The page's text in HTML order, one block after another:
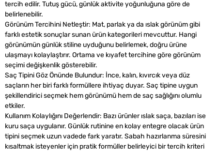
tercih edilir. Tutuş gücü, günlük aktivite yoğunluğuna göre de
belirlenebilir.
Görünüm Tercihini Netleştir: Mat, parlak ya da ıslak görünüm gibi
farklı estetik sonuçlar sunan ürün kategorileri mevcuttur. Hangi
görünümün günlük stiline uyduğunu belirlemek, doğru ürüne
ulaşmayı kolaylaştırır. Ortama ve kıyafet tercihine göre görünüm
seçimi değişkenlik gösterebilir.
Saç Tipini Göz Önünde Bulundur: İnce, kalın, kıvırcık veya düz
saçların her biri farklı formüllere ihtiyaç duyar. Saç tipine uygun
şekillendirici seçmek hem görünümü hem de saç sağlığını olumlu
etkiler.
Kullanım Kolaylığını Değerlendir: Bazı ürünler ıslak saça, bazıları ise
kuru saça uygulanır. Günlük rutinine en kolay entegre olacak ürün
tipini seçmek uzun vadede fark yaratır. Sabah hazırlanma süresini
kısaltmak isteyenler için pratik formüller belirleyici bir tercih kriteri